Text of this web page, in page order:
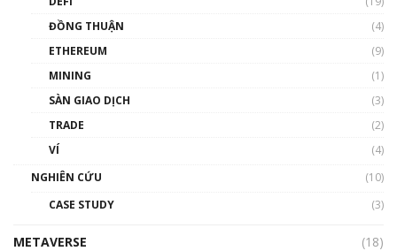
Phổ cập Blockchain
thống & Crypto qua các cuộc chiến | Phổ cập
ĐỒNG THUẬN
(4)
ETHEREUM
(9)
MINING
(1)
SÀN GIAO DỊCH
(3)
TRADE
(2)
VÍ
(4)
NGHIÊN CỨU
(10)
CASE STUDY
(3)
METAVERSE
(18)